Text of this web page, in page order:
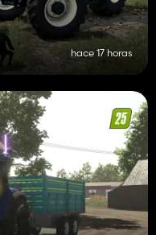
hace 17 horas